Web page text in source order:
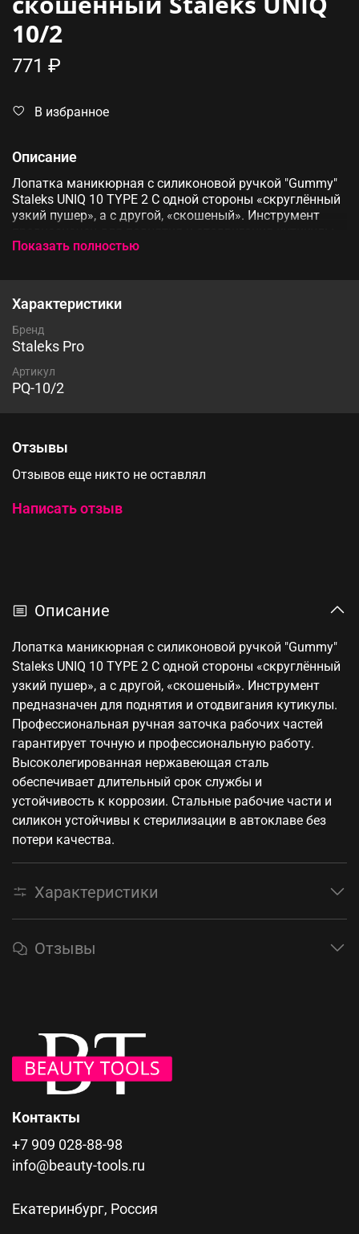
10/2
771 ₽
В избранное
Описание
Лопатка маникюрная с силиконовой ручкой "Gummy"
Staleks UNIQ 10 TYPE 2 С одной стороны «скруглённый
узкий пушер», а с другой, «скошеный». Инструмент
Профессиональная ручная заточка рабочих частей
обеспечивает длительный срок службы и
устойчивость к коррозии. Стальные рабочие части и
силикон устойчивы к стерилизации в автоклаве без
потери качества.
Показать полностью
Характеристики
Бренд
Staleks Pro
Артикул
PQ-10/2
Отзывы
Отзывов еще никто не оставлял
Написать отзыв
Описание
Лопатка маникюрная с силиконовой ручкой "Gummy"
Staleks UNIQ 10 TYPE 2 С одной стороны «скруглённый
узкий пушер», а с другой, «скошеный». Инструмент
предназначен для поднятия и отодвигания кутикулы.
Профессиональная ручная заточка рабочих частей
гарантирует точную и профессиональную работу.
Высоколегированная нержавеющая сталь
обеспечивает длительный срок службы и
устойчивость к коррозии. Стальные рабочие части и
силикон устойчивы к стерилизации в автоклаве без
потери качества.
Характеристики
Отзывы
Контакты
+7 909 028-88-98
info@beauty-tools.ru
Екатеринбург, Россия